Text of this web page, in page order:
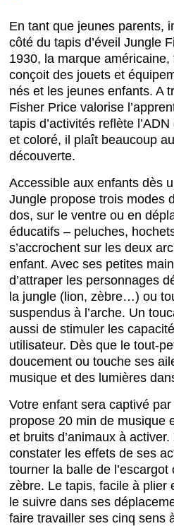
En tant que jeunes parents,
côté du tapis d’éveil Jungle
1930, la marque
conçoit des jouets et
nés et les jeunes enfants. A
Fisher Price valorise
tapis d’activités reflète
et coloré, il plaît beaucoup
découverte.
Accessible aux enfants dès
Jungle propose trois modes
dos, sur le ventre ou en
éducatifs – peluches,
s’accrochent sur les deux
enfant. Avec ses petites
d’attraper les personnages
la jungle (lion, zèbre…) ou
suspendus à l’arche. Un
aussi de stimuler les
utilisateur. Dès que le tout-
doucement ou touche ses
musique et des lumières
Votre enfant sera captivé par
propose 20 min de musique
et bruits d’animaux à
constater les effets de ses
tourner la balle de
zèbre. Le tapis, facile à plier
le suivre dans ses
faire travailler ses cinq sens